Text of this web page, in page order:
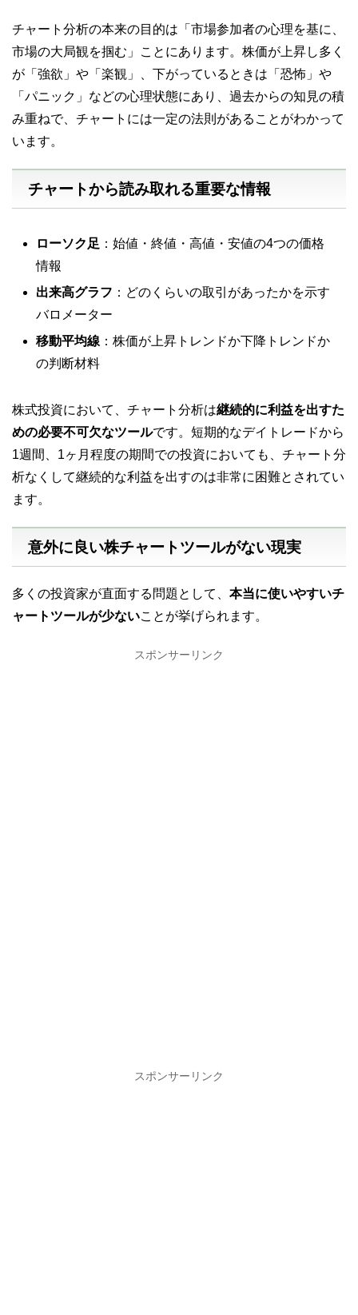
チャート分析の本来の目的は「市場参加者の心理を基に、
市場の大局観を掴む」ことにあります。株価が上昇し多く
が「強欲」や「楽観」、下がっているときは「恐怖」や
「パニック」などの心理状態にあり、過去からの知見の積
み重ねで、チャートには一定の法則があることがわかって
います。
チャートから読み取れる重要な情報
ローソク足 ：始値・終値・高値・安値の4つの価格
情報
出来高グラフ ：どのくらいの取引があったかを示す
バロメーター
移動平均線 ：株価が上昇トレンドか下降トレンドか
の判断材料
株式投資において、チャート分析は継続的に利益を出すた
めの必要不可欠なツールです。短期的なデイトレードから
1週間、1ヶ月程度の期間での投資においても、チャート分
析なくして継続的な利益を出すのは非常に困難とされてい
ます。
意外に良い株チャートツールがない現実
多くの投資家が直面する問題として、 本当に使いやすいチ
ャートツールが少ないことが挙げられます。
スポンサーリンク
スポンサーリンク